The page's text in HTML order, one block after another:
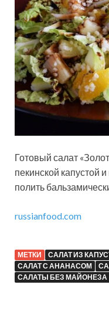
Готовый салат
пекинской капустой
полить
russianfood.com
МЕТКИ САЛАТ ИЗ
САЛАТ С АНАНАСОМ
САЛАТЫ БЕЗ МАЙОНЕЗА